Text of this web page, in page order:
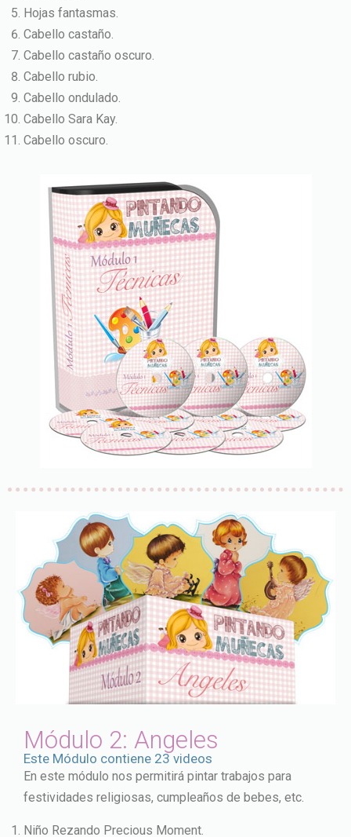
Hojas fantasmas.
Cabello castaño.
Cabello castaño oscuro.
Cabello rubio.
Cabello ondulado.
Cabello Sara Kay.
Cabello oscuro.
Módulo 2: Angeles
Este Módulo contiene 23 videos
En este módulo nos permitirá pintar trabajos para
festividades religiosas, cumpleaños de bebes, etc.
Niño Rezando Precious Moment.